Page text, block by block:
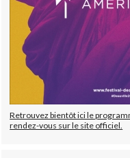
Retrouvez bientôt ici le
rendez-vous sur le site officiel.